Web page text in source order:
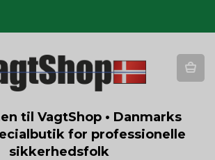
til VagtShop • Danmarks
for professionelle
sikkerhedsfolk